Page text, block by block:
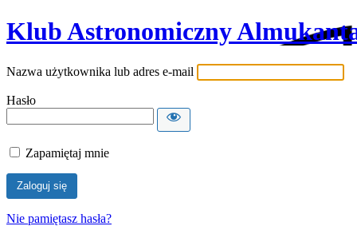
Klub Astronomiczny
Nazwa użytkownika lub adres e-mail
Hasło
Zapamiętaj mnie
Nie pamiętasz hasła?